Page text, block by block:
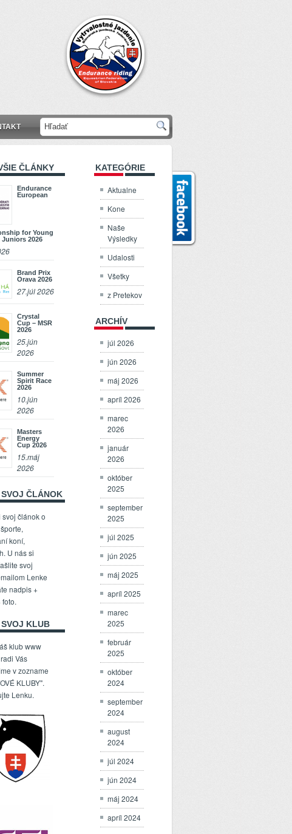
ČLÁNKY
Endurance
European
for Young
Juniors 2026
Brand Prix
Orava 2026
27.júl 2026
Crystal
Cup – MSR
2026
25.jún
2026
Summer
Spirit Race
2026
10.jún
2026
Masters
Energy
Cup 2026
15.máj
2026
ČLÁNOK
svoj článok o
koní,
U nás si
svoj
Lenke
nadpis +
KLUB
klub www
Vás
v zozname
KLUBY".
Lenku.
KATEGÓRIE
Aktualne
Kone
Naše
Výsledky
Udalosti
Všetky
z Pretekov
ARCHÍV
júl 2026
jún 2026
máj 2026
apríl 2026
marec
2026
január
2026
október
2025
september
2025
júl 2025
jún 2025
máj 2025
apríl 2025
marec
2025
február
2025
október
2024
september
2024
august
2024
júl 2024
jún 2024
máj 2024
apríl 2024